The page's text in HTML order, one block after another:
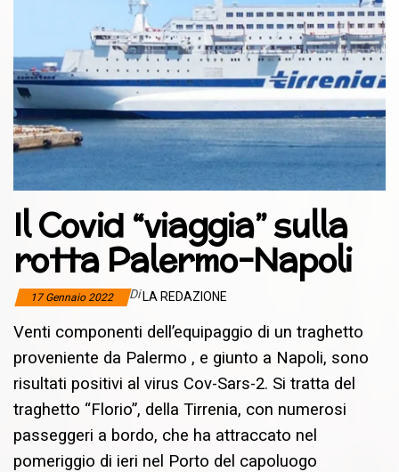
Il Covid “viaggia” sulla
rotta Palermo-Napoli
17 Gennaio 2022 DiLA REDAZIONE
Venti componenti dell’equipaggio di un traghetto
proveniente da Palermo , e giunto a Napoli, sono
risultati positivi al virus Cov-Sars-2. Si tratta del
traghetto “Florio”, della Tirrenia, con numerosi
passeggeri a bordo, che ha attraccato nel
pomeriggio di ieri nel Porto del capoluogo